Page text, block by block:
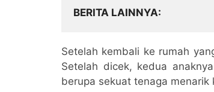
BERITA LAINNYA
Setelah kembali ke rumah
Setelah dicek, kedua
berupa sekuat tenaga